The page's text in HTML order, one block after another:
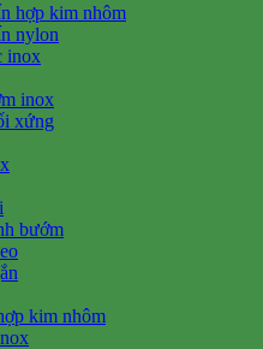
hợp kim nhôm
nylon
inox
inox
xứng
bướm
kim nhôm